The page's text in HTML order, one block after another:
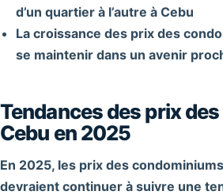
d’un quartier à l’autre à Cebu
La croissance des prix des
se maintenir dans un avenir
Tendances des prix
Cebu en 2025
En 2025, les prix des
devraient continuer à suivre une